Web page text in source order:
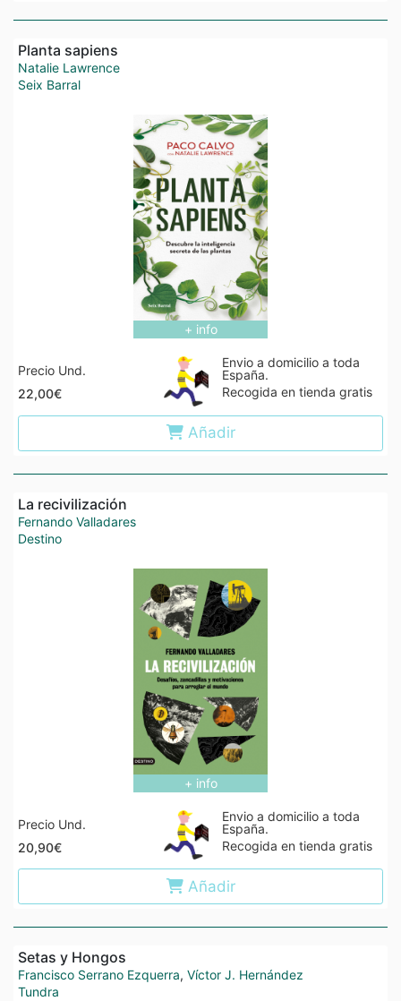
Planta sapiens
Natalie Lawrence
Seix Barral
+ info
Precio Und.
22,00€
Envio a domicilio a toda
España.
Recogida en tienda gratis
Añadir
La recivilización
Fernando Valladares
Destino
+ info
Precio Und.
20,90€
Envio a domicilio a toda
España.
Recogida en tienda gratis
Añadir
Setas y Hongos
Francisco Serrano Ezquerra, Víctor J. Hernández
Tundra